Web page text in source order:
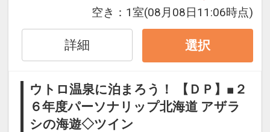
ーからお進みいただいた後表示される
「空室照会結果確認画面」でご確認くだ
※宿泊期間中すべての日において人数・
一であることが割引適用の条件となりま
す。
空き： 1室(08月08日11:06時点)
詳細 選択
ウトロ温泉に泊まろう！ 【ＤＰ】■２
６年度パーソナリップ北海道 アザラ
シの海遊◇ツイン